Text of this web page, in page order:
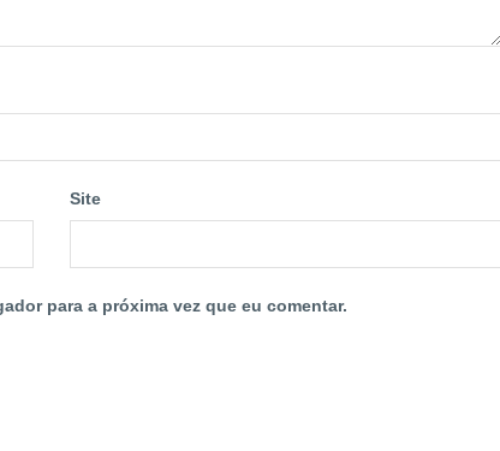
Site
para a próxima vez que eu comentar.